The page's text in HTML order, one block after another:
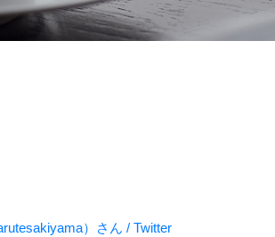
）さん / Twitter